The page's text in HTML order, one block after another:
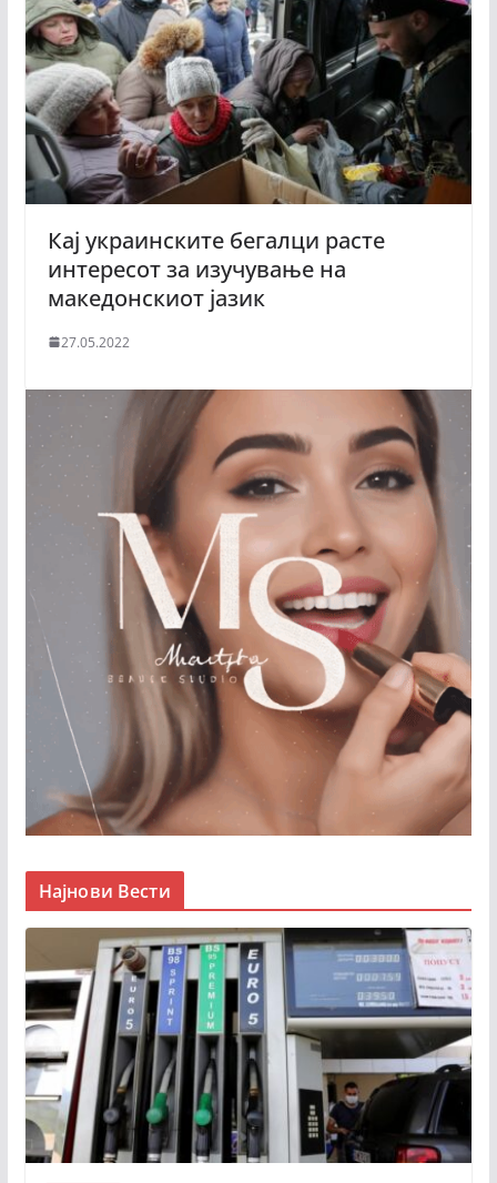
Кај украинските бегалци расте
интересот за изучување на
македонскиот јазик
27.05.2022
Најнови Вести